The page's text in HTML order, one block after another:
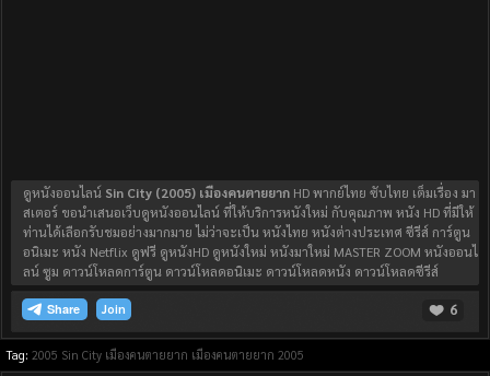
ดูหนังออนไลน์ Sin City (2005) เมืองคนตายยาก HD พากย์ไทย ซับไทย เต็มเรื่อง มา
สเตอร์ ขอนำเสนอเว็บดูหนังออนไลน์ ที่ให้บริการหนังใหม่ กับคุณภาพ หนัง HD ที่มีให้
ท่านได้เลือกรับชมอย่างมากมาย ไม่ว่าจะเป็น หนังไทย หนังต่างประเทศ ซีรีส์ การ์ตูน
อนิเมะ หนัง Netflix ดูฟรี ดูหนังHD ดูหนังใหม่ หนังมาใหม่ MASTER ZOOM หนังออนไ
ลน์ ซูม ดาวน์โหลดการ์ตูน ดาวน์โหลดอนิเมะ ดาวน์โหลดหนัง ดาวน์โหลดซีรีส์
Join 6
Tag: 2005 Sin City เมืองคนตายยาก เมืองคนตายยาก 2005